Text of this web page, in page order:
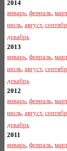
2014
январь, февраль, март
июль, август,
декабрь
2013
январь, февраль, март
июль, август,
декабрь
2012
январь, февраль, март
июль, август,
декабрь
2011
январь, февраль, март